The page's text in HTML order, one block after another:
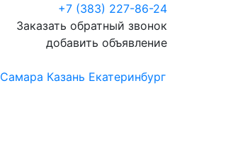
+7 (383) 227-86-24
Заказать обратный звонок
добавить объявление
Самара Казань Екатеринбург